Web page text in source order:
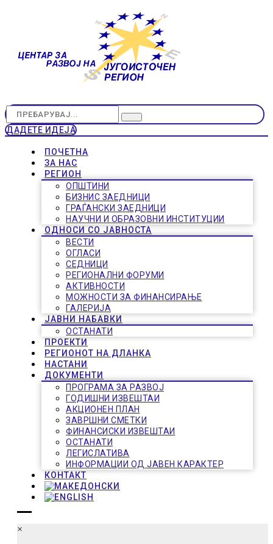
ДАДЕТЕ ИДЕЈА
ПОЧЕТНА
ЗА НАС
РЕГИОН
ОПШТИНИ
БИЗНИС ЗАЕДНИЦИ
ГРАЃАНСКИ ЗАЕДНИЦИ
НАУЧНИ И ОБРАЗОВНИ ИНСТИТУЦИИ
ОДНОСИ СО ЈАВНОСТА
ВЕСТИ
ОГЛАСИ
СЕДНИЦИ
РЕГИОНАЛНИ ФОРУМИ
АКТИВНОСТИ
МОЖНОСТИ ЗА ФИНАНСИРАЊЕ
ГАЛЕРИЈА
ЈАВНИ НАБАВКИ
ОСТАНАТИ
ПРОЕКТИ
РЕГИОНОТ НА ДЛАНКА
НАСТАНИ
ДОКУМЕНТИ
ПРОГРАМА ЗА РАЗВОЈ
ГОДИШНИ ИЗВЕШТАИ
АКЦИОНЕН ПЛАН
ЗАВРШНИ СМЕТКИ
ФИНАНСИСКИ ИЗВЕШТАИ
ОСТАНАТИ
ЛЕГИСЛАТИВА
ИНФОРМАЦИИ ОД ЈАВЕН КАРАКТЕР
КОНТАКТ
×